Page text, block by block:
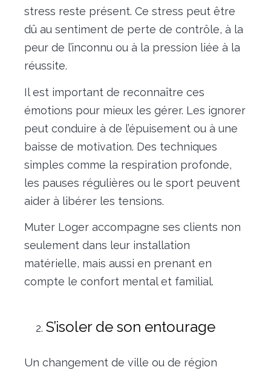
stress reste présent. Ce stress peut être
dû au sentiment de perte de contrôle, à la
peur de l’inconnu ou à la pression liée à la
réussite.
Il est important de reconnaître ces
émotions pour mieux les gérer. Les ignorer
peut conduire à de l’épuisement ou à une
baisse de motivation. Des techniques
simples comme la respiration profonde,
les pauses régulières ou le sport peuvent
aider à libérer les tensions.
Muter Loger accompagne ses clients non
seulement dans leur installation
matérielle, mais aussi en prenant en
compte le confort mental et familial.
S’isoler de son entourage
Un changement de ville ou de région